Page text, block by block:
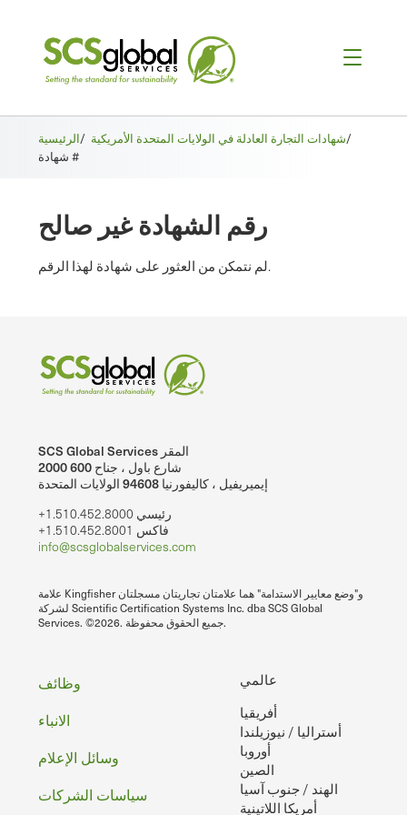
الرئيسية/ شهادات التجارة العادلة في الولايات المتحدة الأمريكية/
شهادة #
رقم الشهادة غير صالح
لم نتمكن من العثور على شهادة لهذا الرقم.
SCS Global Services المقر
2000 شارع باول ، جناح 600
إيميريفيل ، كاليفورنيا 94608 الولايات المتحدة
+1.510.452.8000 رئيسي
+1.510.452.8001 فاكس
info@scsglobalservices.com
علامة Kingfisher و"وضع معايير الاستدامة" هما علامتان تجاريتان مسجلتان
لشركة Scientific Certification Systems Inc. dba SCS Global
Services. ©2026. جميع الحقوق محفوظة.
عالمي
أفريقيا
أستراليا / نيوزيلندا
أوروبا
الصين
الهند / جنوب آسيا
أمريكا اللاتينية
تذييل
الصفحه
وظائف
الانباء
وسائل الإعلام
سياسات الشركات